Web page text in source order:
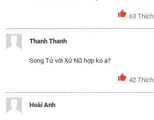
63 Thích
Thanh Thanh
Song Tử với Xử Nữ hợp ko ạ?
42 Thích
Hoài Anh